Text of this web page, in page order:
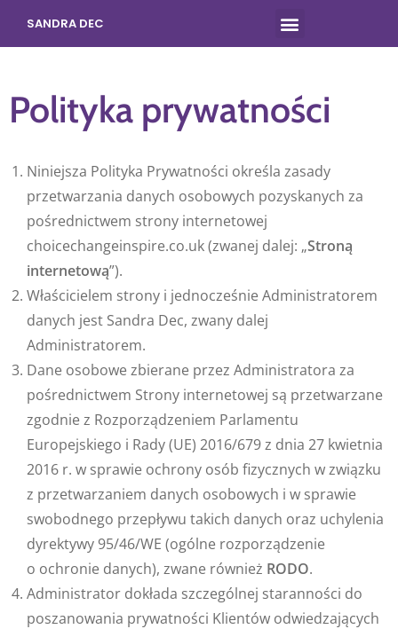
SANDRA DEC
Polityka prywatności
Niniejsza Polityka Prywatności określa zasady
przetwarzania danych osobowych pozyskanych za
pośrednictwem strony internetowej
choicechangeinspire.co.uk (zwanej dalej: „Stroną
internetową”).
Właścicielem strony i jednocześnie Administratorem
danych jest Sandra Dec, zwany dalej
Administratorem.
Dane osobowe zbierane przez Administratora za
pośrednictwem Strony internetowej są przetwarzane
zgodnie z Rozporządzeniem Parlamentu
Europejskiego i Rady (UE) 2016/679 z dnia 27 kwietnia
2016 r. w sprawie ochrony osób fizycznych w związku
z przetwarzaniem danych osobowych i w sprawie
swobodnego przepływu takich danych oraz uchylenia
dyrektywy 95/46/WE (ogólne rozporządzenie
o ochronie danych), zwane również RODO.
Administrator dokłada szczególnej staranności do
poszanowania prywatności Klientów odwiedzających